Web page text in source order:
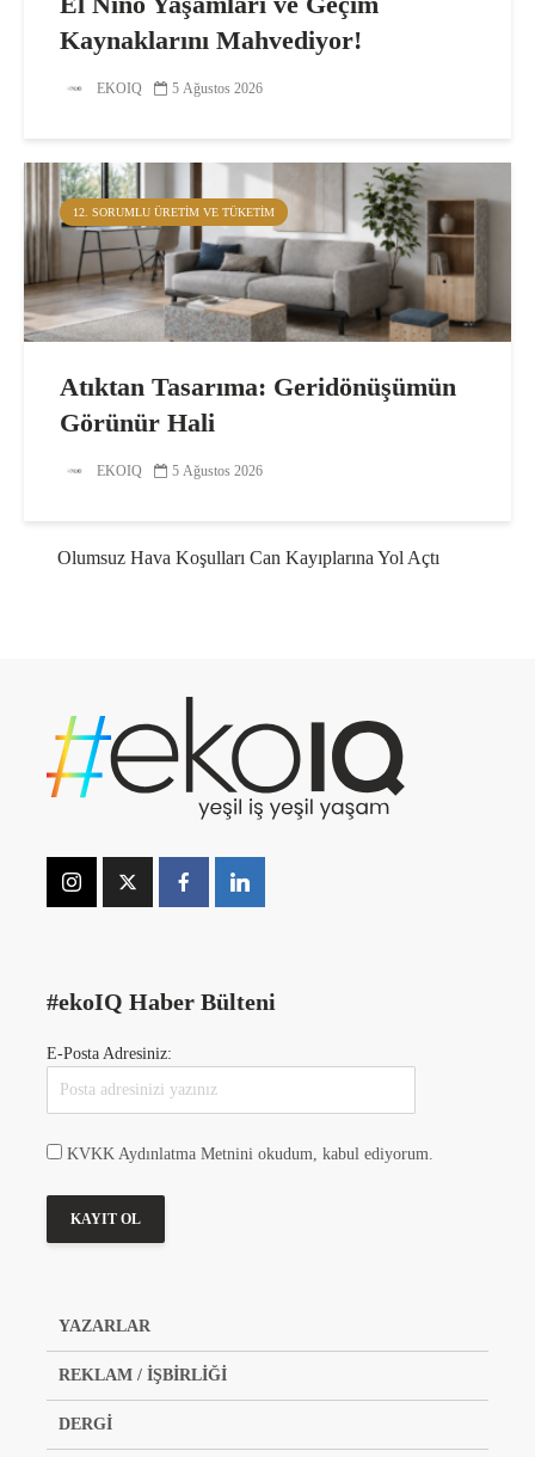
Kaynaklarını Mahvediyor!
EKOIQ 5 Ağustos 2026
12. SORUMLU ÜRETIM VE TÜKETIM
Atıktan Tasarıma: Geridönüşümün
Görünür Hali
EKOIQ 5 Ağustos 2026
Olumsuz Hava Koşulları Can Kayıplarına Yol Açtı
#ekoIQ Haber Bülteni
E-Posta Adresiniz:
KVKK Aydınlatma Metnini okudum, kabul ediyorum.
YAZARLAR
REKLAM / İŞBİRLİĞİ
DERGİ